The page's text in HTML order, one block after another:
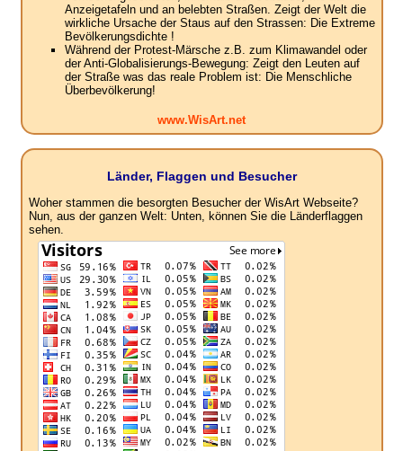
Anzeigetafeln und an belebten Straßen. Zeigt der Welt die
wirkliche Ursache der Staus auf den Strassen: Die Extreme
Bevölkerungsdichte !
Während der Protest-Märsche z.B. zum Klimawandel oder
der Anti-Globalisierungs-Bewegung: Zeigt den Leuten auf
der Straße was das reale Problem ist: Die Menschliche
Überbevölkerung!
www.WisArt.net
Länder, Flaggen und Besucher
Woher stammen die besorgten Besucher der WisArt Webseite?
Nun, aus der ganzen Welt: Unten, können Sie die Länderflaggen
sehen.